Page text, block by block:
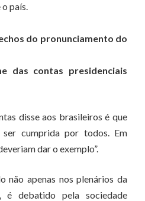
país.
do pronunciamento do
das contas presidenciais
disse aos brasileiros é que
cumprida por todos. Em
dar o exemplo”.
não apenas nos plenários da
é debatido pela sociedade